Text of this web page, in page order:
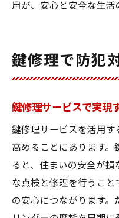
用が、安心と安全な生活
鍵修理で防犯
鍵修理サービスで実現
鍵修理サービスを活用
高めることにあります
ると、住まいの安全が損
な点検と修理を行うこ
の安心につながります。